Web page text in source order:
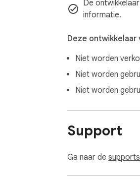
De
informatie.
Deze
Niet worden
Niet worden
Niet worden
Support
Ga naar de